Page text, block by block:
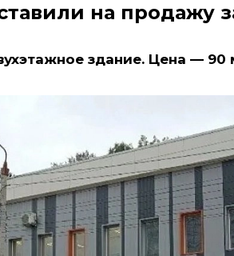
на продажу
здание. Цена — 90